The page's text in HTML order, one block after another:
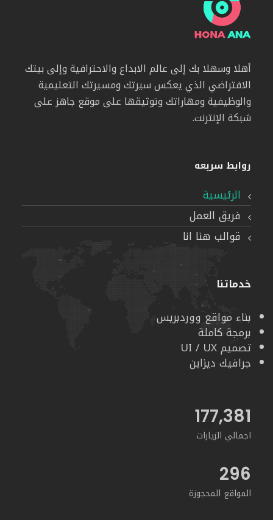
أهلا وسهلا بك إلى عالم الابداع والاحترافية وإلى بيتك
الافتراضي الذي يعكس سيرتك ومسيرتك التعليمية
والوظيفية ومهاراتك وتوثيقها على موقع جاهز على
شبكة الإنترنت.
روابط سريعه
الرئيسية
فريق العمل
قوالب هنا انا
خدماتنا
بناء مواقع ووردبريس
برمجة كاملة
تصميم UI / UX
جرافيك ديزاين
188,818
اجمالي الزيارات
296
المواقع المحجوزة